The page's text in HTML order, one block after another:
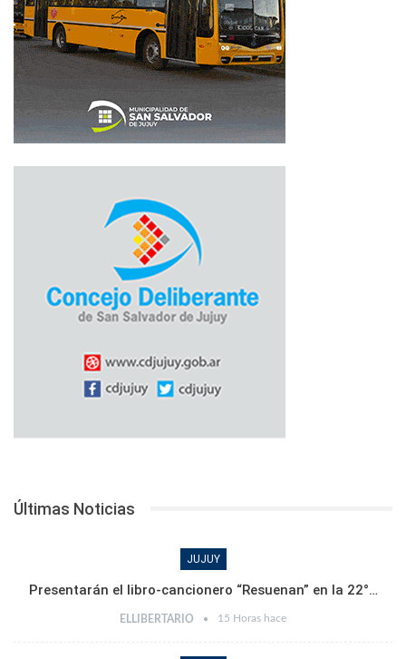
Últimas Noticias
JUJUY
Presentarán el libro-cancionero “Resuenan” en la 22°…
ELLIBERTARIO 15 Horas hace